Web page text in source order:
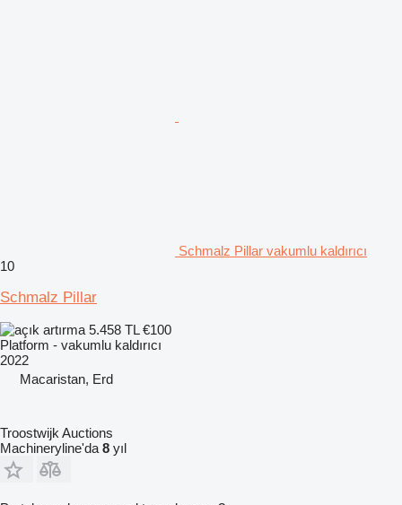
Schmalz Pillar vakumlu kaldırıcı
10
Schmalz Pillar
5.458 TL€100
Platform - vakumlu kaldırıcı
2022
Macaristan, Erd
Troostwijk Auctions
Machineryline'da 8 yıl